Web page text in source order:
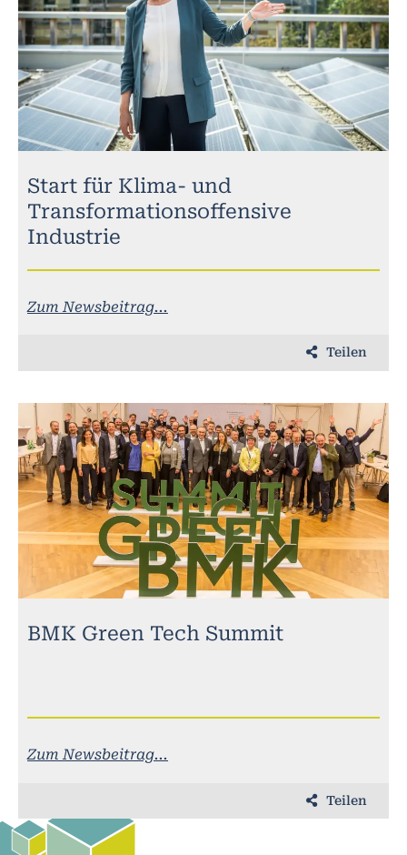
Start für Klima- und
Transformationsoffensive
Industrie
Zum Newsbeitrag...
Teilen
BMK Green Tech Summit
Zum Newsbeitrag...
Teilen